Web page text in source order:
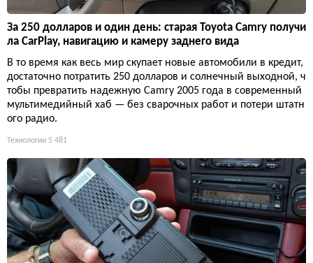
За 250 долларов и один день: старая Toyota Camry получи
ла CarPlay, навигацию и камеру заднего вида
В то время как весь мир скупает новые автомобили в кредит,
достаточно потратить 250 долларов и солнечный выходной, ч
тобы превратить надежную Camry 2005 года в современный
мультимедийный хаб — без сварочных работ и потери штатн
ого радио.
Технологии 5 481